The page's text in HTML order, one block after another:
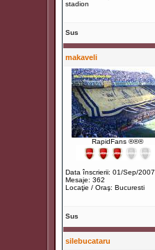
stadion
Sus
makaveli
RapidFans ®®®
Data înscrierii: 01/Sep/2007
Mesaje: 362
Locaţie / Oraş: Bucuresti
Sus
silebucataru